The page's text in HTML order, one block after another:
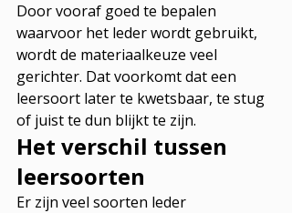
Door vooraf goed te bepalen
waarvoor het leder wordt gebruikt,
wordt de materiaalkeuze veel
gerichter. Dat voorkomt dat een
leersoort later te kwetsbaar, te stug
of juist te dun blijkt te zijn.
Het verschil tussen
leersoorten
Er zijn veel soorten leder